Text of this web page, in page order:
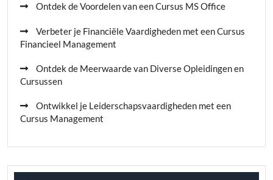
Ontdek de Voordelen van een Cursus MS Office
Verbeter je Financiële Vaardigheden met een Cursus
Financieel Management
Ontdek de Meerwaarde van Diverse Opleidingen en
Cursussen
Ontwikkel je Leiderschapsvaardigheden met een
Cursus Management